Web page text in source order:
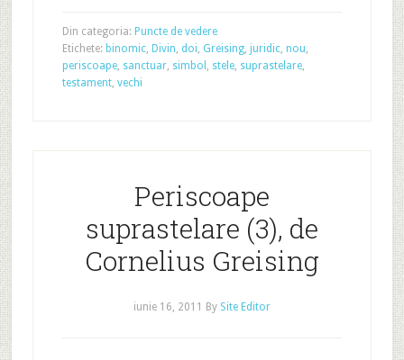
Din categoria: Puncte de vedere
Etichete: binomic, Divin, doi, Greising, juridic, nou,
periscoape, sanctuar, simbol , stele, suprastelare,
testament, vechi
Periscoape
suprastelare (3), de
Cornelius Greising
iunie 16, 2011 By Site Editor